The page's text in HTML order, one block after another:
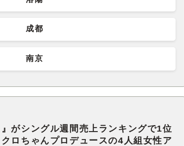
成都
南京
がシングル週間売上ランキングで1位
ロちゃんプロデュースの4人組女性ア